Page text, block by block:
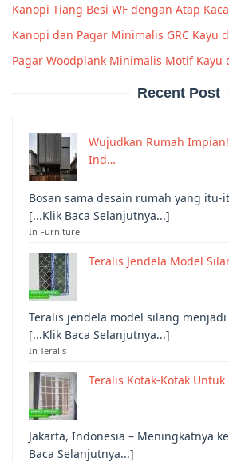
Kanopi Tiang Besi WF dengan Atap
Kanopi dan Pagar Minimalis GRC Kayu
Pagar Woodplank Minimalis Motif Kayu
Recent Post
Wujudkan Rumah
Ind…
Bosan sama desain rumah yang itu-
[...Klik Baca Selanjutnya...]
In Furniture
Teralis Jendela Model
Teralis jendela model silang
[...Klik Baca Selanjutnya...]
In Teralis
Teralis Kotak-Kotak
Jakarta, Indonesia – Meningkatnya
Baca Selanjutnya...]